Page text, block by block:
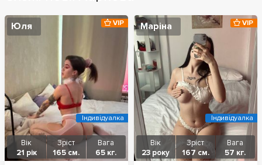
Юля
Вік
21 рік
Зріст
165 см.
Вага
65 кг.
VIP
Індивідуалка
Маріна
Вік
23 року
Зріст
167 см.
Вага
57 кг.
VIP
Індивідуалка